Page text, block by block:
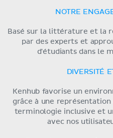
NOTRE
Basé sur la littérature et la
par des experts et
d'étudiants dans le
DIVERSITÉ
Kenhub favorise un
grâce à une
terminologie inclusive et
avec nos